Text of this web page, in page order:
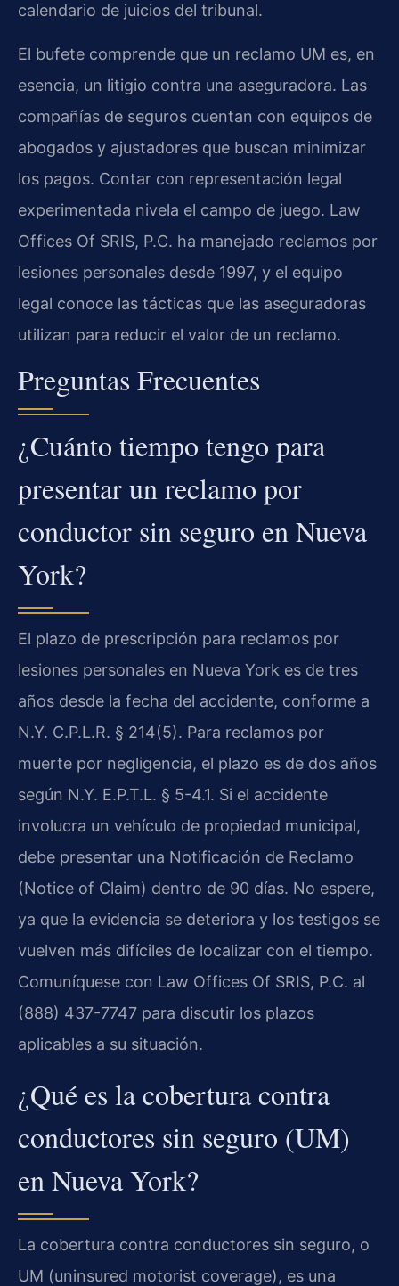
calendario de juicios del tribunal.
El bufete comprende que un reclamo UM es, en
esencia, un litigio contra una aseguradora. Las
compañías de seguros cuentan con equipos de
abogados y ajustadores que buscan minimizar
los pagos. Contar con representación legal
experimentada nivela el campo de juego. Law
Offices Of SRIS, P.C. ha manejado reclamos por
lesiones personales desde 1997, y el equipo
legal conoce las tácticas que las aseguradoras
utilizan para reducir el valor de un reclamo.
Preguntas Frecuentes
¿Cuánto tiempo tengo para
presentar un reclamo por
conductor sin seguro en Nueva
York?
El plazo de prescripción para reclamos por
lesiones personales en Nueva York es de tres
años desde la fecha del accidente, conforme a
N.Y. C.P.L.R. § 214(5). Para reclamos por
muerte por negligencia, el plazo es de dos años
según N.Y. E.P.T.L. § 5-4.1. Si el accidente
involucra un vehículo de propiedad municipal,
debe presentar una Notificación de Reclamo
(Notice of Claim) dentro de 90 días. No espere,
ya que la evidencia se deteriora y los testigos se
vuelven más difíciles de localizar con el tiempo.
Comuníquese con Law Offices Of SRIS, P.C. al
(888) 437-7747 para discutir los plazos
aplicables a su situación.
¿Qué es la cobertura contra
conductores sin seguro (UM)
en Nueva York?
La cobertura contra conductores sin seguro, o
UM (uninsured motorist coverage), es una